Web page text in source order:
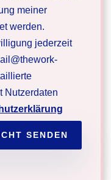
meiner
werden.
jederzeit
Nutzerdaten
SENDEN